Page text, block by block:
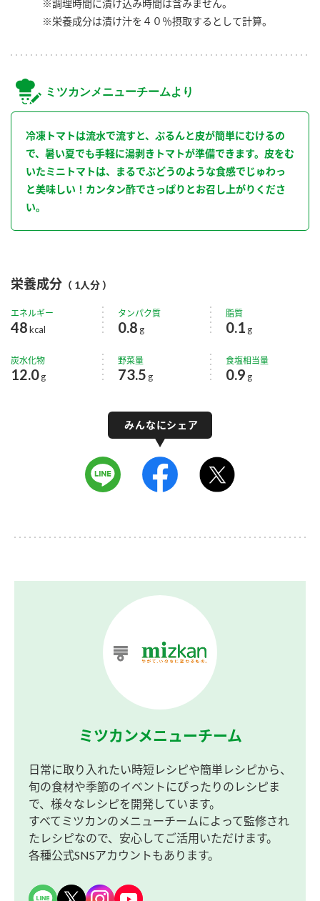
※調理時間に漬け込み時間は含みません。
※栄養成分は漬け汁を４０％摂取するとして計算。
ミツカンメニューチームより
冷凍トマトは流水で流すと、ぷるんと皮が簡単にむけるの
で、暑い夏でも手軽に湯剥きトマトが準備できます。皮をむ
いたミニトマトは、まるでぶどうのような食感でじゅわっ
と美味しい！カンタン酢でさっぱりとお召し上がりくださ
い。
栄養成分 （ 1人分 ）
エネルギー
48kcal
タンパク質
0.8 g
脂質
0.1 g
炭水化物
12.0g
野菜量
73.5 g
食塩相当量
0.9 g
ミツカンメニューチーム
日常に取り入れたい時短レシピや簡単レシピから、
旬の食材や季節のイベントにぴったりのレシピま
で、様々なレシピを開発しています。
すべてミツカンのメニューチームによって監修され
たレシピなので、安心してご活用いただけます。
各種公式SNSアカウントもあります。